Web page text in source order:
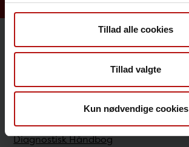
Tillad alle cookies
Tillad valgte
Kun nødvendige cookies
Sundhedsfaglige
Antibiotikaresistens
Diagnostisk Håndbog